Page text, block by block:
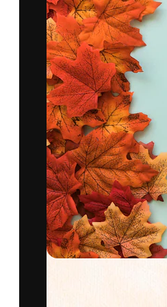
La plataforma
trabajo. Más
entre creativos,
estudios.
Español